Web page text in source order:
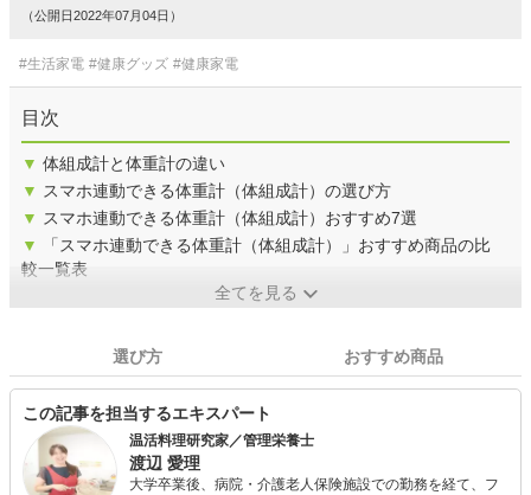
（公開日2022年07月04日）
#生活家電 #健康グッズ #健康家電
目次
▼ 体組成計と体重計の違い
▼ スマホ連動できる体重計（体組成計）の選び方
▼ スマホ連動できる体重計（体組成計）おすすめ7選
▼
「スマホ連動できる体重計（体組成計）」おすすめ商品の比
較一覧表
全てを見る
選び方 おすすめ商品
この記事を担当するエキスパート
温活料理研究家／管理栄養士
渡辺 愛理
大学卒業後、病院・介護老人保険施設での勤務を経て、フ